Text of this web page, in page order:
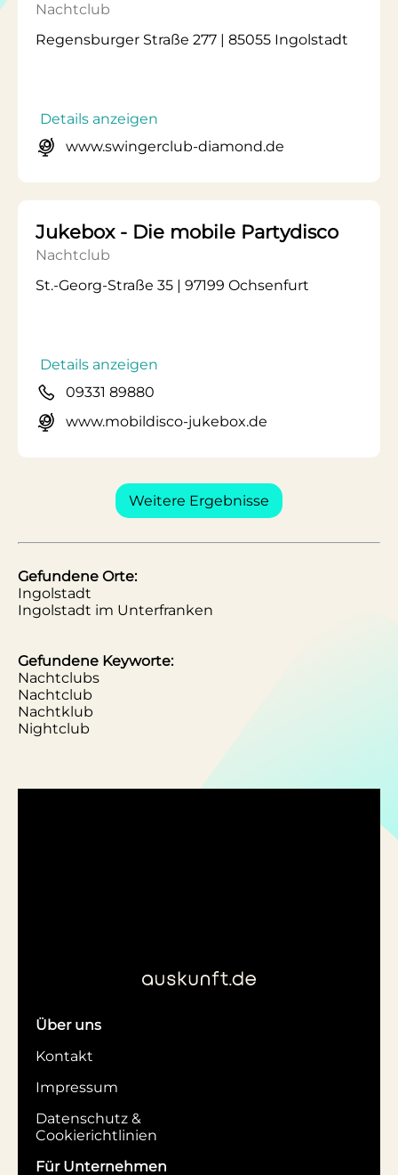
Nachtclub
Regensburger Straße 277 | 85055 Ingolstadt
Details anzeigen
www.swingerclub-diamond.de
Jukebox - Die mobile Partydisco
Nachtclub
St.-Georg-Straße 35 | 97199 Ochsenfurt
Details anzeigen
09331 89880
www.mobildisco-jukebox.de
Weitere Ergebnisse
Gefundene Orte:
Ingolstadt
Ingolstadt im Unterfranken
Gefundene Keyworte:
Nachtclubs
Nachtclub
Nachtklub
Nightclub
Über uns
Kontakt
Impressum
Datenschutz &
Cookierichtlinien
Für Unternehmen